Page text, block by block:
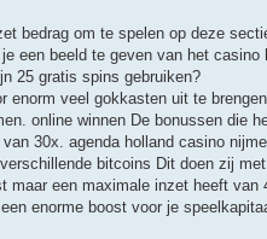
bedrag om te spelen op deze
een beeld te geven van het
25 gratis spins gebruiken?
enorm veel gokkasten uit te
online winnen De bonussen die
30x. agenda holland casino
bitcoins Dit doen zij
maar een maximale inzet heeft
enorme boost voor je